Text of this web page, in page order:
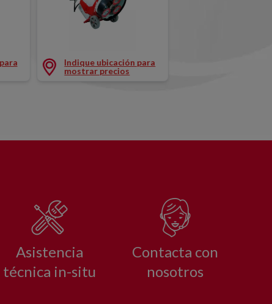
Indique ubicación para
mostrar precios
Asistencia
técnica in-situ
Contacta con
nosotros